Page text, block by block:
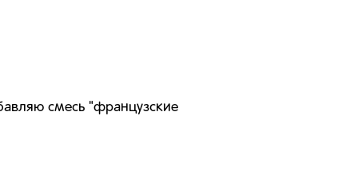
смесь "французские